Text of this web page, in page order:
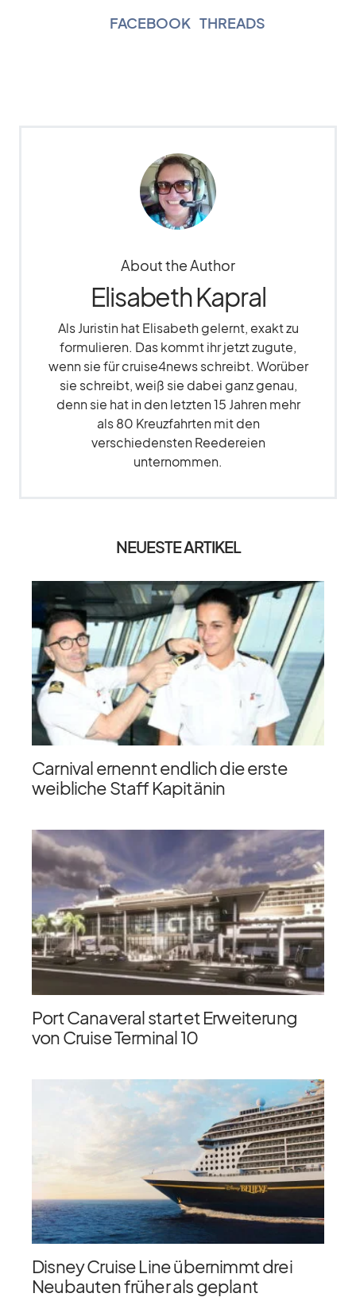
FACEBOOK THREADS
About the Author
Elisabeth Kapral
Als Juristin hat Elisabeth gelernt, exakt zu
formulieren. Das kommt ihr jetzt zugute,
wenn sie für cruise4news schreibt. Worüber
sie schreibt, weiß sie dabei ganz genau,
denn sie hat in den letzten 15 Jahren mehr
als 80 Kreuzfahrten mit den
verschiedensten Reedereien
unternommen.
NEUESTE ARTIKEL
Carnival ernennt endlich die erste
weibliche Staff Kapitänin
Port Canaveral startet Erweiterung
von Cruise Terminal 10
Disney Cruise Line übernimmt drei
Neubauten früher als geplant